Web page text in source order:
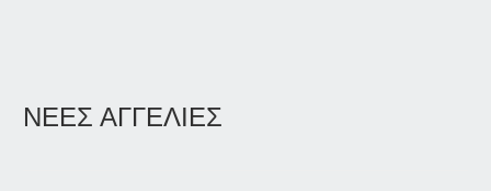
ΝΕΕΣ ΑΓΓΕΛΙΕΣ